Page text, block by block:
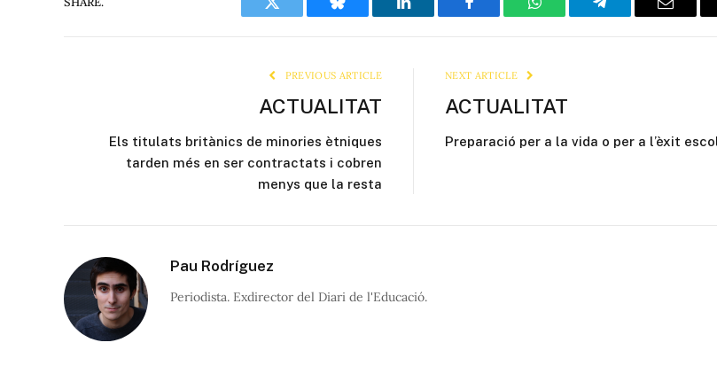
Twitter Bluesky LinkedIn Facebook WhatsAppTelegram Email
PREVIOUS ARTICLE
ACTUALITAT
Els titulats britànics de minories ètniques
tarden més en ser contractats i cobren
menys que la resta
NEXT ARTICLE
ACTUALITAT
Preparació per a la vida o per a l’èxit
Pau Rodríguez
Periodista. Exdirector del Diari de l'Educació.